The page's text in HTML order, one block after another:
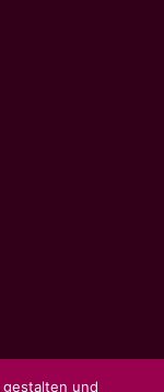
gestalten und